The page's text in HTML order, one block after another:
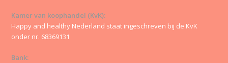
Kamer van koophandel (KvK):
Happy and healthy Nederland staat ingeschreven bij de KvK
onder nr. 68369131
Bank: